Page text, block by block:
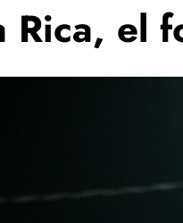
Rica, el